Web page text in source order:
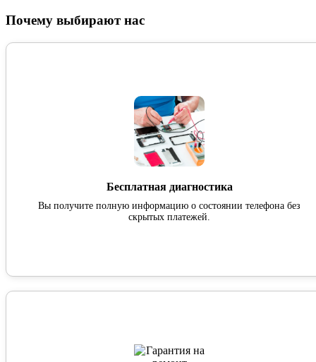
Почему выбирают нас
Бесплатная диагностика
Вы получите полную информацию о состоянии телефона без
скрытых платежей.